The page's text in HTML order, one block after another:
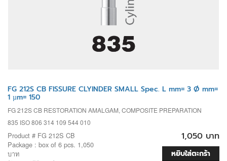
FG 212S CB FISSURE CLYINDER SMALL Spec. L mm= 3 Ø mm=
1 µm= 150
FG 212S CB RESTORATION AMALGAM, COMPOSITE PREPARATION
835 ISO 806 314 109 544 010
Product # FG 212S CB
Package : box of 6 pcs. 1,050
บาท
1,050 บาท
หยิบใส่ตะกร้า